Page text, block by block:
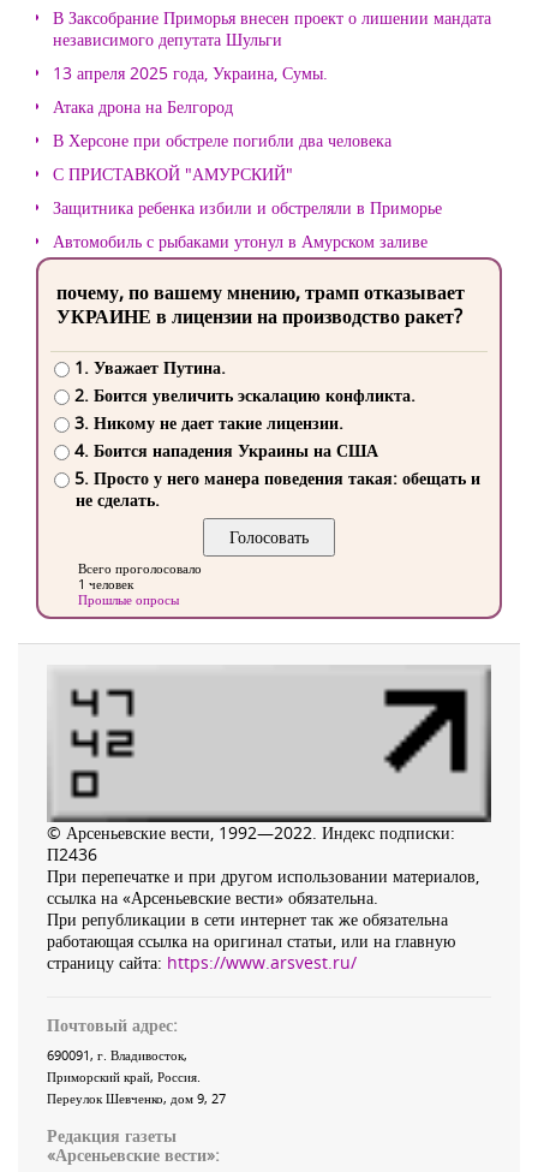
В Заксобрание Приморья внесен проект о лишении мандата
независимого депутата Шульги
13 апреля 2025 года, Украина, Сумы.
Атака дрона на Белгород
В Херсоне при обстреле погибли два человека
С ПРИСТАВКОЙ "АМУРСКИЙ"
Защитника ребенка избили и обстреляли в Приморье
Автомобиль с рыбаками утонул в Амурском заливе
почему, по вашему мнению, трамп отказывает
УКРАИНЕ в лицензии на производство ракет?
1. Уважает Путина.
2. Боится увеличить эскалацию конфликта.
3. Никому не дает такие лицензии.
4. Боится нападения Украины на США
5. Просто у него манера поведения такая: обещать и
не сделать.
Всего проголосовало
1 человек
Прошлые опросы
© Арсеньевские вести, 1992—2022. Индекс подписки:
П2436
При перепечатке и при другом использовании материалов,
ссылка на «Арсеньевские вести» обязательна.
При републикации в сети интернет так же обязательна
работающая ссылка на оригинал статьи, или на главную
страницу сайта: https://www.arsvest.ru/
Почтовый адрес:
690091, г. Владивосток,
Приморский край, Россия
Переулок Шевченко, дом 9, 27
Редакция газеты
«Арсеньевские вести»: